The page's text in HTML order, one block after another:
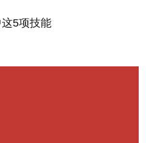
are emerging in various
5项技能